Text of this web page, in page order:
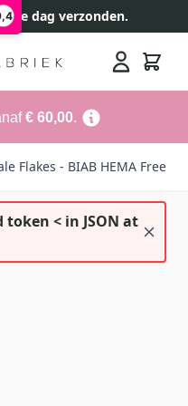
dag verzonden.
€ 60,00.
Flakes - BIAB HEMA Free
< in JSON at